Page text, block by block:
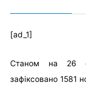
[ad_1]
Станом на 26
зафіксовано 1581